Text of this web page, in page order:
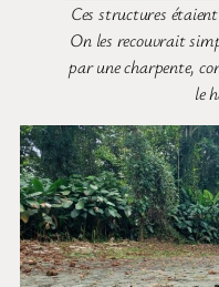
Ces structures
On les recouvrait
par une charpente,
le